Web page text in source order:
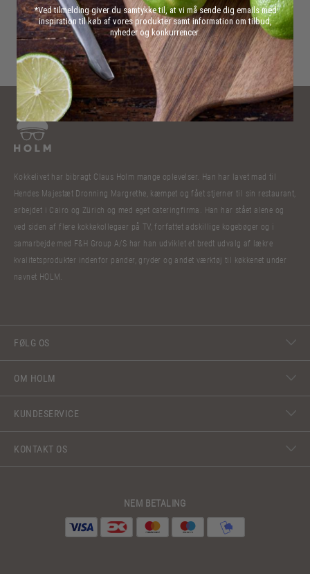
Kokkelivet har bibragt Claus Holm mange oplevelser. Han har lavet mad til
Hendes Majestæt Dronning Margrethe, kæmpet og fået stjerner til sin restaurant,
arbejdet i Cairo og Zürich og med eget cateringfirma. Han har stået alene og
ved siden af flere kokkekollegaer på TV, forfattet adskillige kogebøger og i
samarbejde med F&H Group A/S har han udviklet et bredt udvalg af lækre
kvalitetsprodukter indenfor pander, gryder og andet værktøj til køkkenet under
navnet HOLM.
FØLG OS
OM HOLM
KUNDESERVICE
KONTAKT OS
NEM BETALING
*Ved tilmelding giver du samtykke til, at vi må sende dig emails med
inspiration til køb af vores produkter samt information om tilbud,
nyheder og konkurrencer.